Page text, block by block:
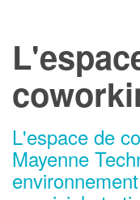
L'espace de
Mayenne